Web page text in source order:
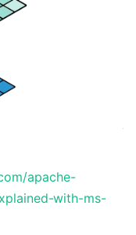
apache-
with-ms-